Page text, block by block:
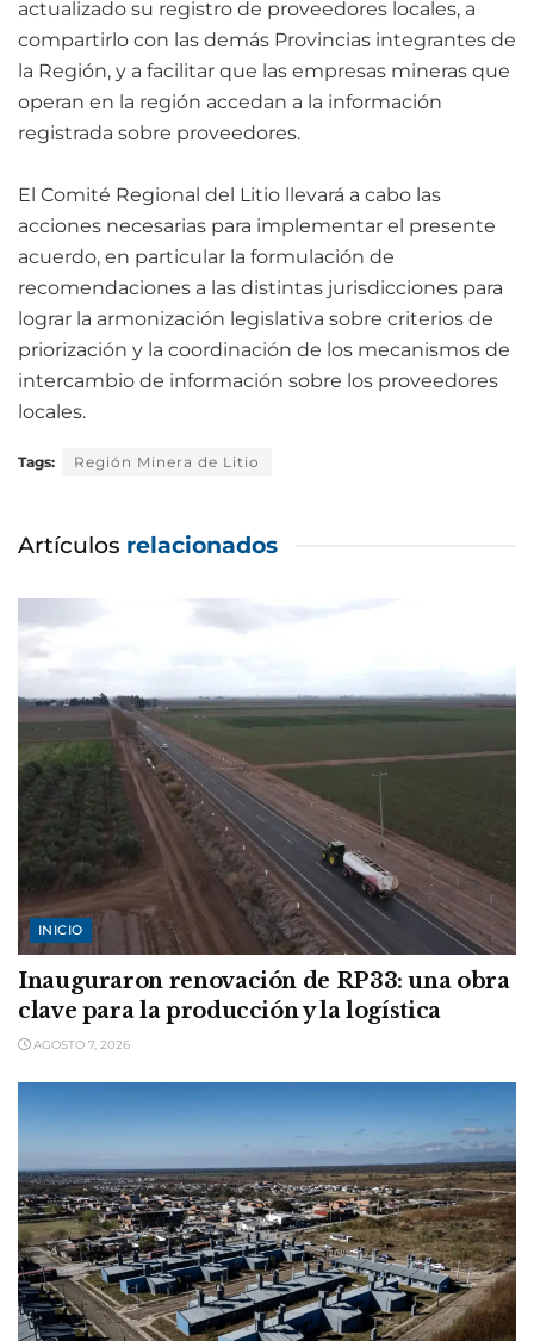
actualizado su registro de proveedores locales, a
compartirlo con las demás Provincias integrantes de
la Región, y a facilitar que las empresas mineras que
operan en la región accedan a la información
registrada sobre proveedores.
El Comité Regional del Litio llevará a cabo las
acciones necesarias para implementar el presente
acuerdo, en particular la formulación de
recomendaciones a las distintas jurisdicciones para
lograr la armonización legislativa sobre criterios de
priorización y la coordinación de los mecanismos de
intercambio de información sobre los proveedores
locales.
Tags: Región Minera de Litio
Artículos relacionados
INICIO
Inauguraron renovación de RP33: una obra
clave para la producción y la logística
AGOSTO 7, 2026